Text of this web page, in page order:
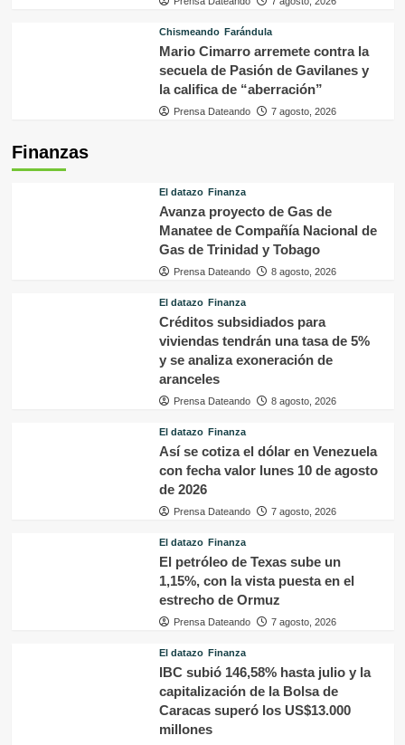
Chismeando Farándula
Mario Cimarro arremete contra la
secuela de Pasión de Gavilanes y
la califica de “aberración”
Prensa Dateando 7 agosto, 2026
Finanzas
El datazo Finanza
Avanza proyecto de Gas de
Manatee de Compañía Nacional de
Gas de Trinidad y Tobago
Prensa Dateando 8 agosto, 2026
El datazo Finanza
Créditos subsidiados para
viviendas tendrán una tasa de 5%
y se analiza exoneración de
aranceles
Prensa Dateando 8 agosto, 2026
El datazo Finanza
Así se cotiza el dólar en Venezuela
con fecha valor lunes 10 de agosto
de 2026
Prensa Dateando 7 agosto, 2026
El datazo Finanza
El petróleo de Texas sube un
1,15%, con la vista puesta en el
estrecho de Ormuz
Prensa Dateando 7 agosto, 2026
El datazo Finanza
IBC subió 146,58% hasta julio y la
capitalización de la Bolsa de
Caracas superó los US$13.000
millones